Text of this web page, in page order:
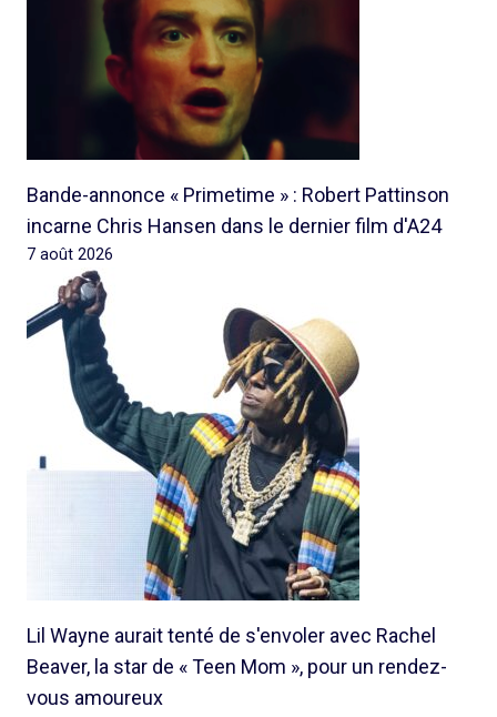
Bande-annonce « Primetime » : Robert Pattinson
incarne Chris Hansen dans le dernier film d'A24
7 août 2026
Lil Wayne aurait tenté de s'envoler avec Rachel
Beaver, la star de « Teen Mom », pour un rendez-
vous amoureux